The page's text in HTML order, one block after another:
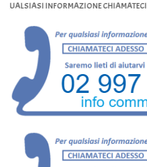
INFORMAZIONE CHIAMATECI